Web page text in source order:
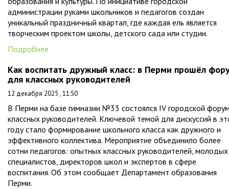
администрации руками школьников и педагогов создан
уникальный праздничный квартал, где каждая ель является
творческим проектом школы, детского сада или студии.
Подробнее
Как воспитать дружный класс: в Перми прошёл
для классных руководителей
12 декабря 2025 , 11:50
В Перми на базе гимназии №33 состоялся IV городской
классных руководителей. Ключевой темой для дискуссий в
году стало формирование школьного класса как дружного и
эффективного коллектива. Мероприятие объединило более
сотни педагогов: опытных классных руководителей, молодых
специалистов, директоров школ и экспертов в сфере
воспитания. Об этом сообщает Департамент образования
Перми.